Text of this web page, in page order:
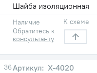
Шайба изоляционная
Наличие
Обратитесь к
консультанту
К схеме
36
Х-4020